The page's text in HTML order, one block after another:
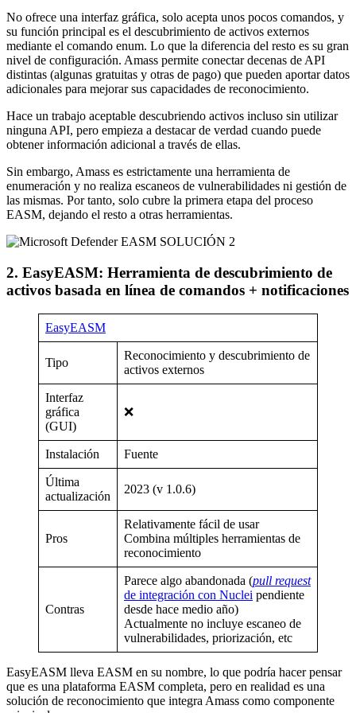
No ofrece una interfaz gráfica, solo acepta unos pocos comandos, y
su función principal es el descubrimiento de activos externos
mediante el comando enum. Lo que la diferencia del resto es su gran
nivel de configuración. Amass permite conectar decenas de API
distintas (algunas gratuitas y otras de pago) que pueden aportar datos
adicionales para mejorar sus capacidades de reconocimiento.
Hace un trabajo aceptable descubriendo activos incluso sin utilizar
ninguna API, pero empieza a destacar de verdad cuando puede
obtener información adicional a través de ellas.
Sin embargo, Amass es estrictamente una herramienta de
enumeración y no realiza escaneos de vulnerabilidades ni gestión de
las mismas. Por tanto, solo cubre la primera etapa del proceso
EASM, dejando el resto a otras herramientas.
SOLUCIÓN 2
2. EasyEASM: Herramienta de descubrimiento de
activos basada en línea de comandos + notificaciones
EasyEASM
Tipo
Reconocimiento y descubrimiento de
activos externos
Interfaz
gráfica
(GUI)
❌
Instalación Fuente
Última
actualización
2023 (v 1.0.6)
Pros
Relativamente fácil de usar
Combina múltiples herramientas de
reconocimiento
Contras
Parece algo abandonada (pull request
de integración con Nuclei pendiente
desde hace medio año)
Actualmente no incluye escaneo de
vulnerabilidades, priorización, etc
EasyEASM lleva EASM en su nombre, lo que podría hacer pensar
que es una plataforma EASM completa, pero en realidad es una
solución de reconocimiento que integra Amass como componente